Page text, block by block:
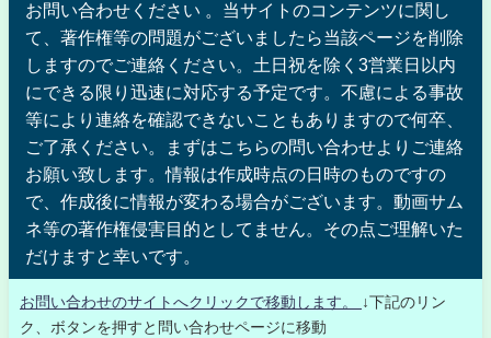
お問い合わせください 。当サイトのコンテンツに関し
て、著作権等の問題がございましたら当該ページを削除
しますのでご連絡ください。土日祝を除く3営業日以内
にできる限り迅速に対応する予定です。不慮による事故
等により連絡を確認できないこともありますので何卒、
ご了承ください。まずはこちらの問い合わせよりご連絡
お願い致します。情報は作成時点の日時のものですの
で、作成後に情報が変わる場合がございます。動画サム
ネ等の著作権侵害目的としてません。その点ご理解いた
だけますと幸いです。
お問い合わせのサイトへクリックで移動します。
↓下記のリン
ク、ボタンを押すと問い合わせページに移動